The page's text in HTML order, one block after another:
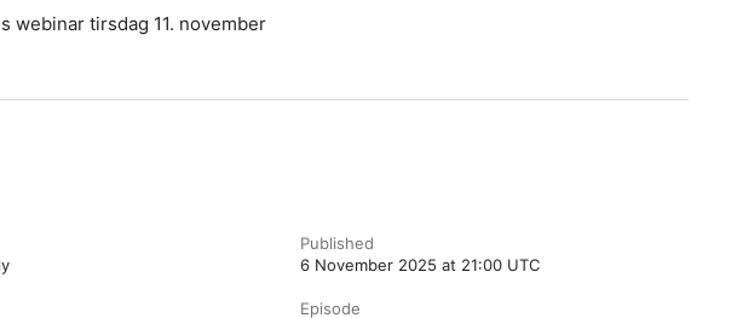
webinar tirsdag 11. november
Published
6 November 2025 at 21:00 UTC
Episode